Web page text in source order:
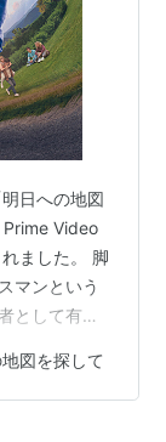
日への地図
Video
ました。 脚
マンという
として有名
エルズ。本
ムループに
図を探して